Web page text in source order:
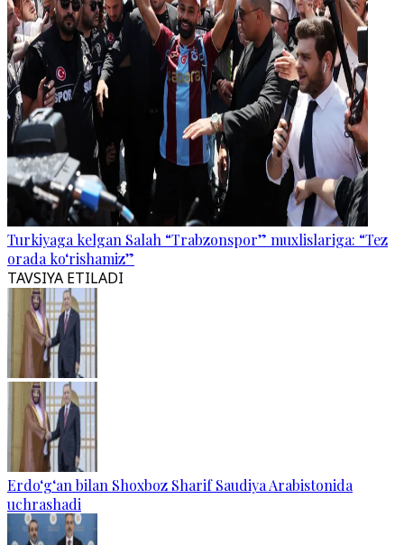
Turkiyaga kelgan Salah “Trabzonspor” muxlislariga: “Tez
orada ko‘rishamiz”
TAVSIYA ETILADI
Erdo‘g‘an bilan Shoxboz Sharif Saudiya Arabistonida
uchrashadi